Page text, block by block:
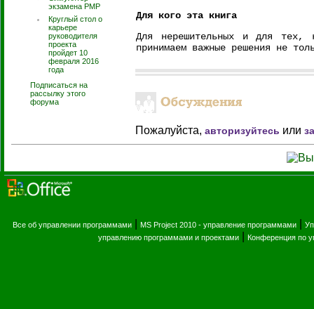
экзамена PMP
Круглый стол о
карьере
руководителя
проекта
пройдет 10
февраля 2016
года
Подписаться на
рассылку этого
форума
Для кого эта книга
Для нерешительных и для тех,
принимаем важные решения не
Пожалуйста, авторизуйтесь или
Все об управлении программами MS Project 2010 - управление программами
управлению программами и проектами| Конференция по